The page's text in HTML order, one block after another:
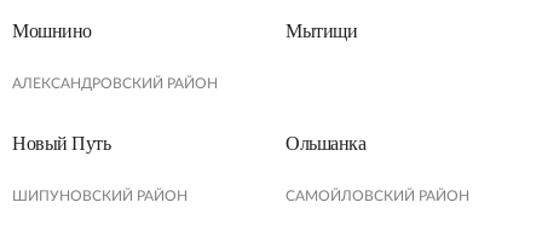
Мошнино
АЛЕКСАНДРОВСКИЙ РАЙОН
Мытищи
Новый Путь
ШИПУНОВСКИЙ РАЙОН
Ольшанка
САМОЙЛОВСКИЙ РАЙОН